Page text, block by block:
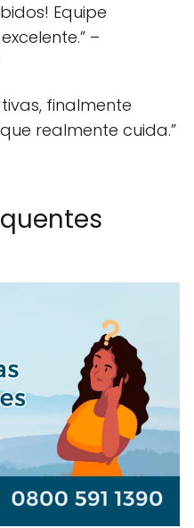
Equipe
–
finalmente
realmente cuida.”